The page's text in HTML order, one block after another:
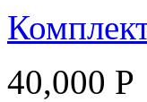
40,000 Р